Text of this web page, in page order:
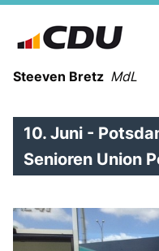
Steeven Bretz MdL
10. Juni -
Senioren Union